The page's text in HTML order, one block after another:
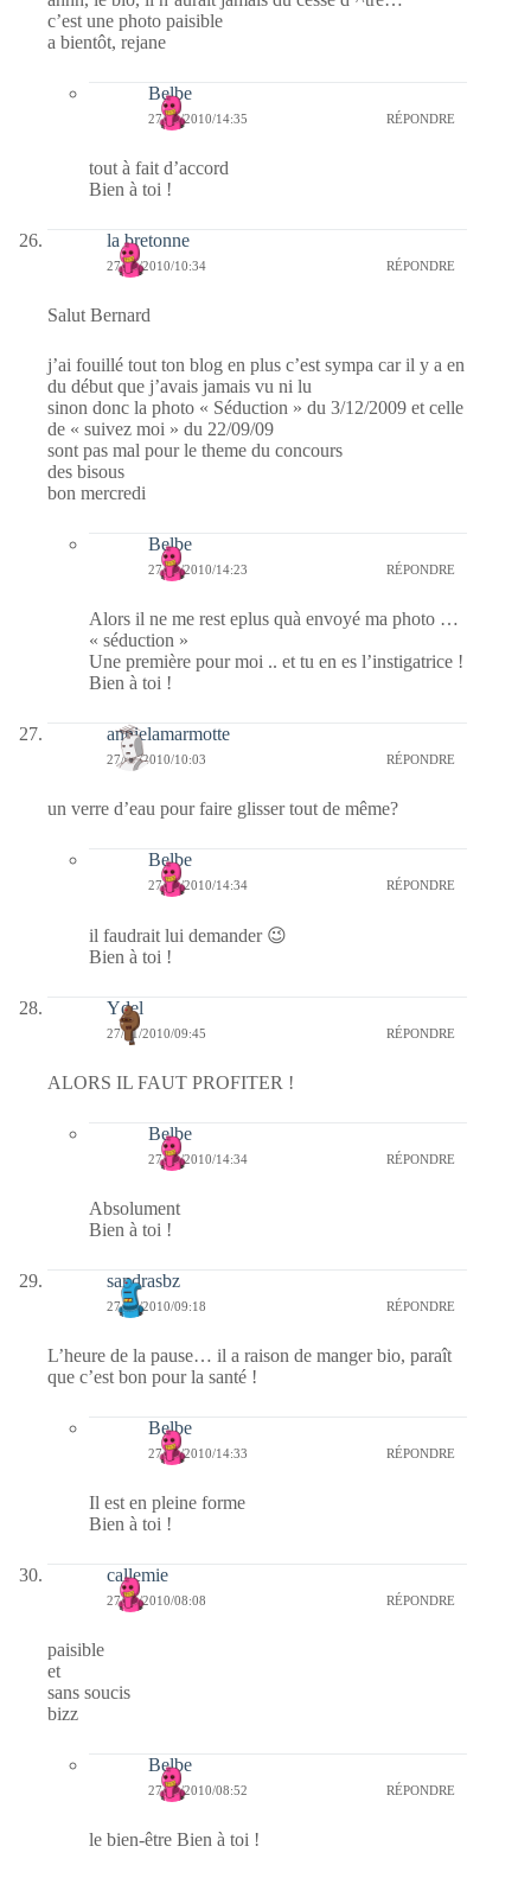
c’est une photo paisible
a bientôt, rejane
Belbe
27/01/2010/14:35 RÉPONDRE
tout à fait d’accord
Bien à toi !
la bretonne
27/01/2010/10:34 RÉPONDRE
Salut Bernard
j’ai fouillé tout ton blog en plus c’est sympa car il y a en
du début que j’avais jamais vu ni lu
sinon donc la photo « Séduction » du 3/12/2009 et celle
de « suivez moi » du 22/09/09
sont pas mal pour le theme du concours
des bisous
bon mercredi
Belbe
27/01/2010/14:23 RÉPONDRE
Alors il ne me rest eplus quà envoyé ma photo …
« séduction »
Une première pour moi .. et tu en es l’instigatrice !
Bien à toi !
annielamarmotte
27/01/2010/10:03 RÉPONDRE
un verre d’eau pour faire glisser tout de même?
Belbe
27/01/2010/14:34 RÉPONDRE
il faudrait lui demander 😉
Bien à toi !
Ydel
27/01/2010/09:45 RÉPONDRE
ALORS IL FAUT PROFITER !
Belbe
27/01/2010/14:34 RÉPONDRE
Absolument
Bien à toi !
sandrasbz
27/01/2010/09:18 RÉPONDRE
L’heure de la pause… il a raison de manger bio, paraît
que c’est bon pour la santé !
Belbe
27/01/2010/14:33 RÉPONDRE
Il est en pleine forme
Bien à toi !
callemie
27/01/2010/08:08 RÉPONDRE
paisible
et
sans soucis
bizz
Belbe
27/01/2010/08:52 RÉPONDRE
le bien-être Bien à toi !